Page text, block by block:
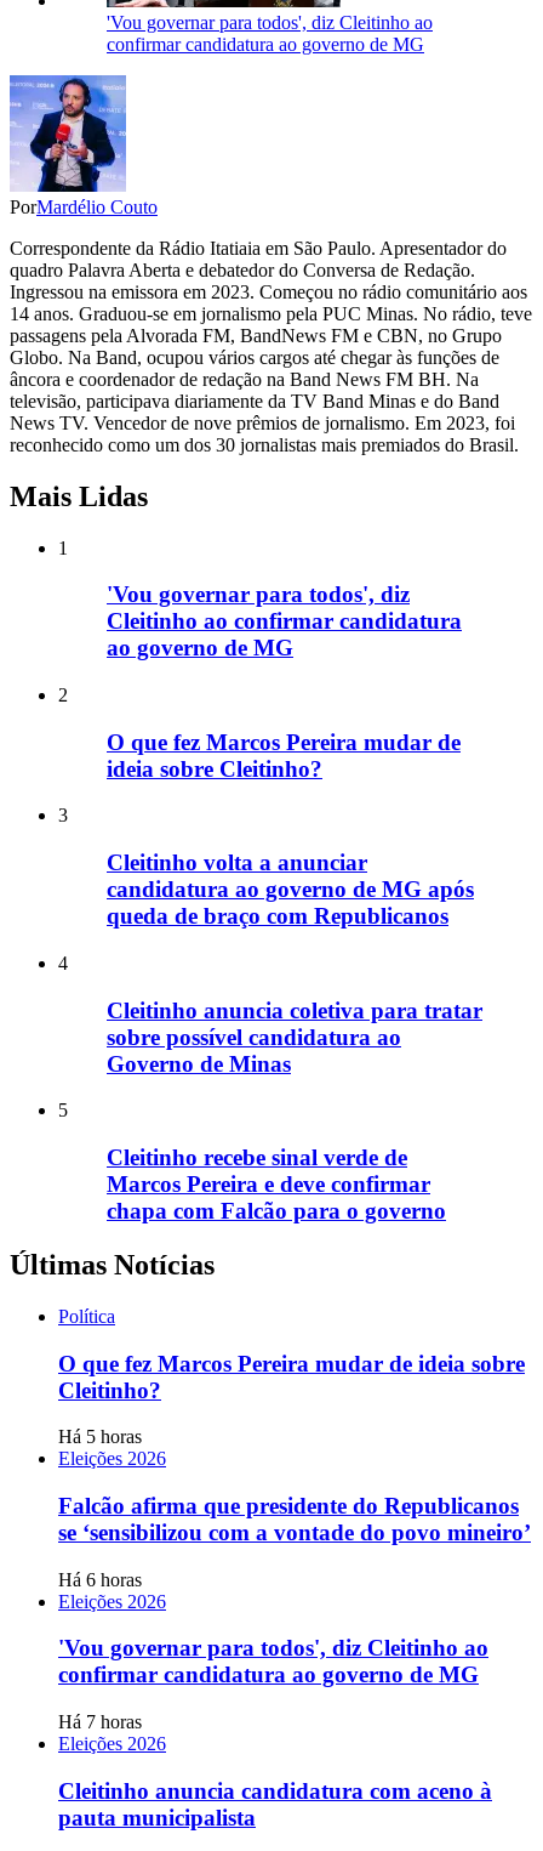
'Vou governar para todos', diz Cleitinho ao
confirmar candidatura ao governo de MG
PorMardélio Couto
Correspondente da Rádio Itatiaia em São Paulo. Apresentador do
quadro Palavra Aberta e debatedor do Conversa de Redação.
Ingressou na emissora em 2023. Começou no rádio comunitário aos
14 anos. Graduou-se em jornalismo pela PUC Minas. No rádio, teve
passagens pela Alvorada FM, BandNews FM e CBN, no Grupo
Globo. Na Band, ocupou vários cargos até chegar às funções de
âncora e coordenador de redação na Band News FM BH. Na
televisão, participava diariamente da TV Band Minas e do Band
News TV. Vencedor de nove prêmios de jornalismo. Em 2023, foi
reconhecido como um dos 30 jornalistas mais premiados do Brasil.
Mais Lidas
1
'Vou governar para todos', diz
Cleitinho ao confirmar candidatura
ao governo de MG
2
O que fez Marcos Pereira mudar de
ideia sobre Cleitinho?
3
Cleitinho volta a anunciar
candidatura ao governo de MG após
queda de braço com Republicanos
4
Cleitinho anuncia coletiva para tratar
sobre possível candidatura ao
Governo de Minas
5
Cleitinho recebe sinal verde de
Marcos Pereira e deve confirmar
chapa com Falcão para o governo
Últimas Notícias
Política
O que fez Marcos Pereira mudar de ideia sobre
Cleitinho?
Há 5 horas
Eleições 2026
Falcão afirma que presidente do Republicanos
se ‘sensibilizou com a vontade do povo mineiro’
Há 6 horas
Eleições 2026
'Vou governar para todos', diz Cleitinho ao
confirmar candidatura ao governo de MG
Há 7 horas
Eleições 2026
Cleitinho anuncia candidatura com aceno à
pauta municipalista